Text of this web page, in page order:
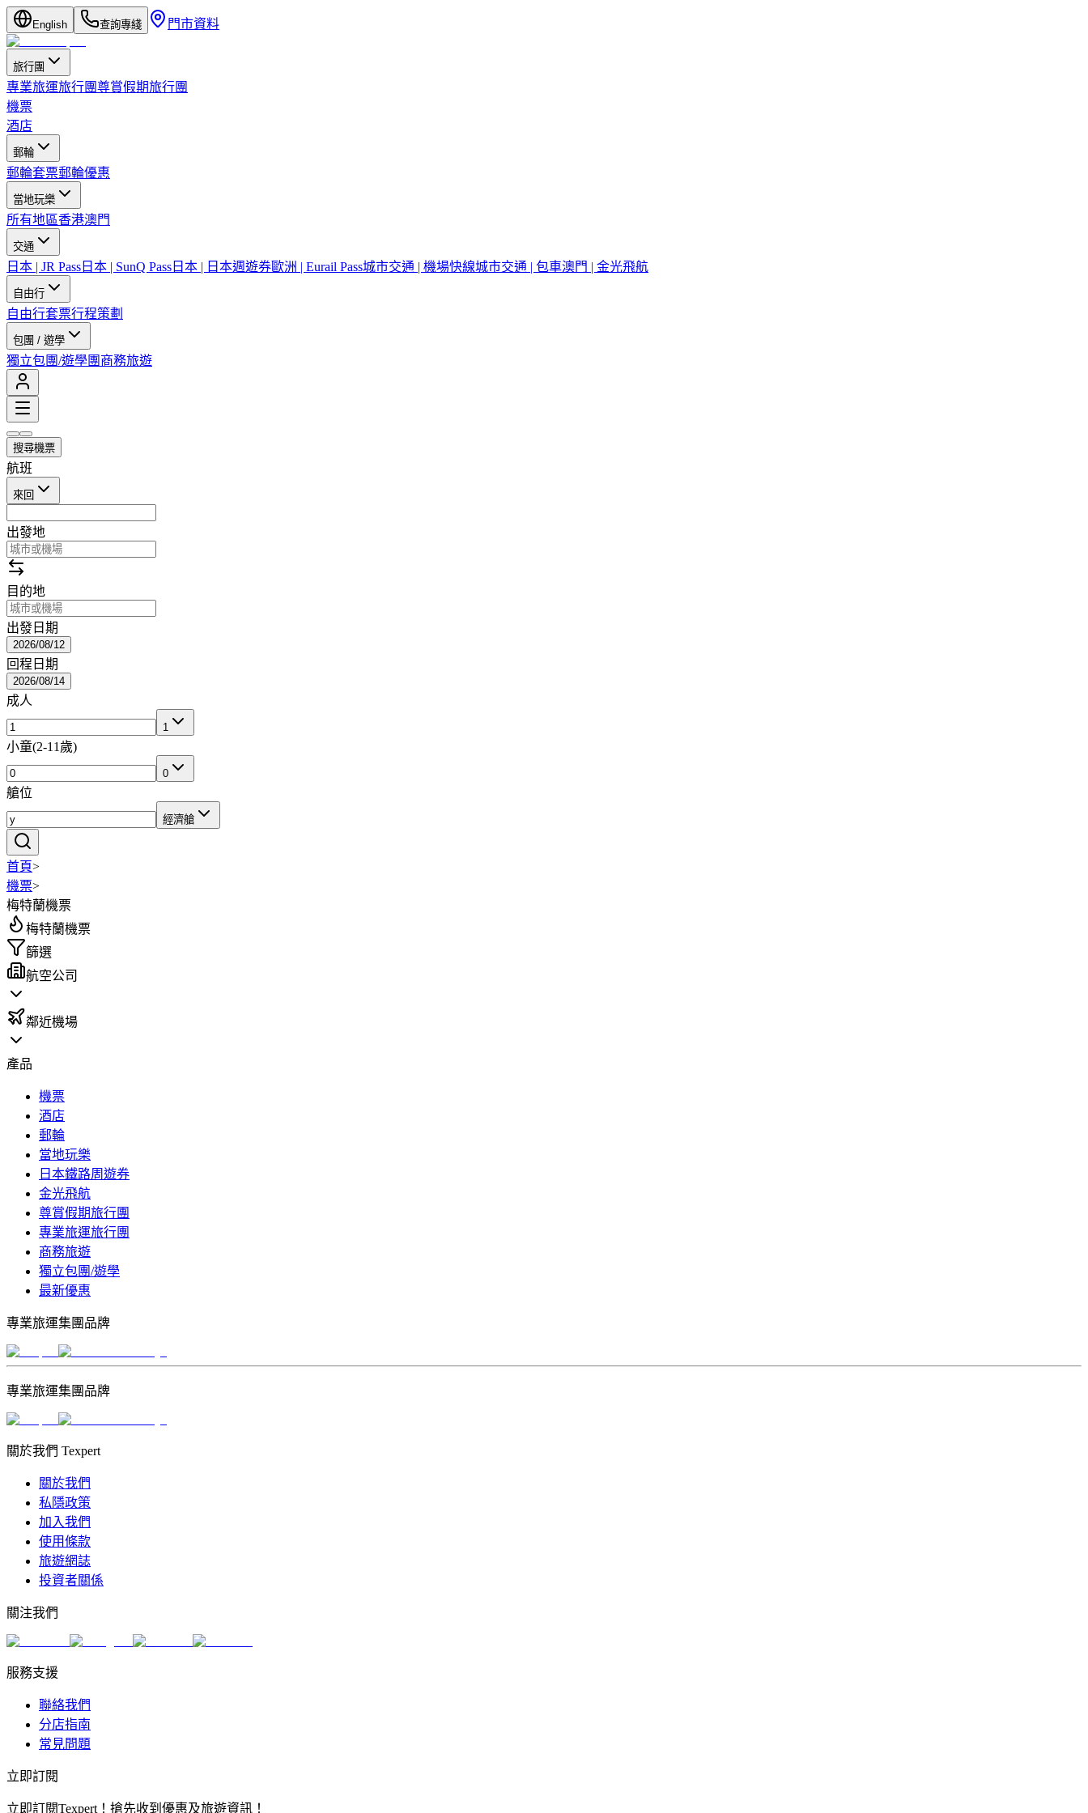
English 查詢專綫 門市資料
旅行團
專業旅運旅行團尊賞假期旅行團
機票
酒店
郵輪
郵輪套票郵輪優惠
當地玩樂
所有地區香港澳門
交通
日本 | JR Pass 日本 | SunQ Pass 日本 | 日本週遊券歐洲 | Eurail Pass城市交通 | 機場快線城市交通 | 包車澳門 | 金光飛航
自由行
自由行套票行程策劃
包團 / 遊學
獨立包團/遊學團 商務旅遊
搜尋機票
航班
來回
出發地
目的地
出發日期
2026/08/12
回程日期
2026/08/14
成人
1
小童(2-11歲)
0
艙位
經濟艙
首頁>
機票>
梅特蘭機票
梅特蘭機票
篩選
航空公司
鄰近機場
產品
機票
酒店
郵輪
當地玩樂
日本鐵路周遊券
金光飛航
尊賞假期旅行團
專業旅運旅行團
商務旅遊
獨立包團/遊學
最新優惠
專業旅運集團品牌
專業旅運集團品牌
關於我們 Texpert
關於我們
私隱政策
加入我們
使用條款
旅遊網誌
投資者關係
關注我們
服務支援
聯絡我們
分店指南
常見問題
立即訂閱
立即訂閱Texpert！搶先收到優惠及旅遊資訊！